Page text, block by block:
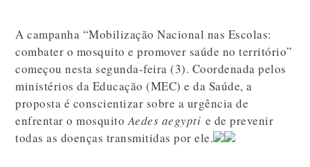
A campanha “Mobilização Nacional nas Escolas:
combater o mosquito e promover saúde no território”
começou nesta segunda-feira (3). Coordenada pelos
ministérios da Educação (MEC) e da Saúde, a
proposta é conscientizar sobre a urgência de
enfrentar o mosquitoAedes aegypti e de prevenir
todas as doenças transmitidas por ele.